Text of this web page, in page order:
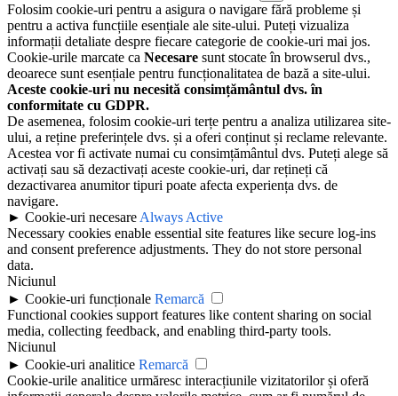
Folosim cookie-uri pentru a asigura o navigare fără probleme și
pentru a activa funcțiile esențiale ale site-ului. Puteți vizualiza
informații detaliate despre fiecare categorie de cookie-uri mai jos.
Cookie-urile marcate ca Necesare sunt stocate în browserul dvs.,
deoarece sunt esențiale pentru funcționalitatea de bază a site-ului.
Aceste cookie-uri nu necesită consimțământul dvs. în
conformitate cu GDPR.
De asemenea, folosim cookie-uri terțe pentru a analiza utilizarea site-
ului, a reține preferințele dvs. și a oferi conținut și reclame relevante.
Acestea vor fi activate numai cu consimțământul dvs. Puteți alege să
activați sau să dezactivați aceste cookie-uri, dar rețineți că
dezactivarea anumitor tipuri poate afecta experiența dvs. de
navigare.
► Cookie-uri necesare Always Active
Necessary cookies enable essential site features like secure log-ins
and consent preference adjustments. They do not store personal
data.
Niciunul
► Cookie-uri funcționale Remarcă
Functional cookies support features like content sharing on social
media, collecting feedback, and enabling third-party tools.
Niciunul
► Cookie-uri analitice Remarcă
Cookie-urile analitice urmăresc interacțiunile vizitatorilor și oferă